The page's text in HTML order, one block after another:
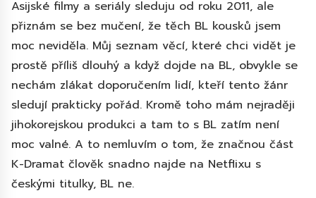
Asijské filmy a seriály sleduju od roku 2011, ale
přiznám se bez mučení, že těch BL kousků jsem
moc neviděla. Můj seznam věcí, které chci vidět je
prostě příliš dlouhý a když dojde na BL, obvykle se
nechám zlákat doporučením lidí, kteří tento žánr
sledují prakticky pořád. Kromě toho mám nejraději
jihokorejskou produkci a tam to s BL zatím není
moc valné. A to nemluvím o tom, že značnou část
K-Dramat člověk snadno najde na Netflixu s
českými titulky, BL ne.